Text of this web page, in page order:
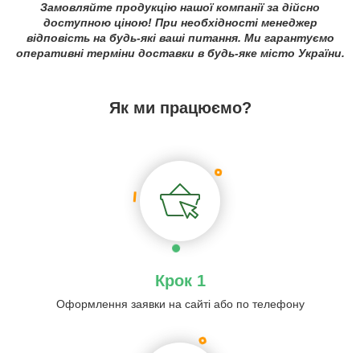
Замовляйте продукцію нашої компанії за дійсно
доступною ціною! При необхідності менеджер
відповість на будь-які ваші питання. Ми гарантуємо
оперативні терміни доставки в будь-яке місто України.
Як ми працюємо?
Крок 1
Оформлення заявки на сайті або по телефону